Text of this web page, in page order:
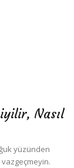
Nasıl
yüzünden